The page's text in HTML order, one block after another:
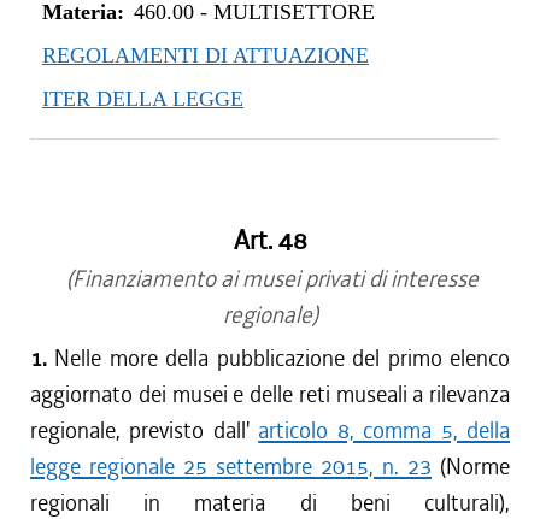
Materia: 460.00- MULTISETTORE
REGOLAMENTI DI ATTUAZIONE
ITER DELLA LEGGE
Art. 48
(Finanziamento ai musei privati di interesse
regionale)
1. Nelle more della pubblicazione del primo elenco
aggiornato dei musei e delle reti museali a rilevanza
regionale, previsto dall' articolo 8, comma 5, della
legge regionale 25 settembre 2015, n. 23 (Norme
regionali in materia di beni culturali),